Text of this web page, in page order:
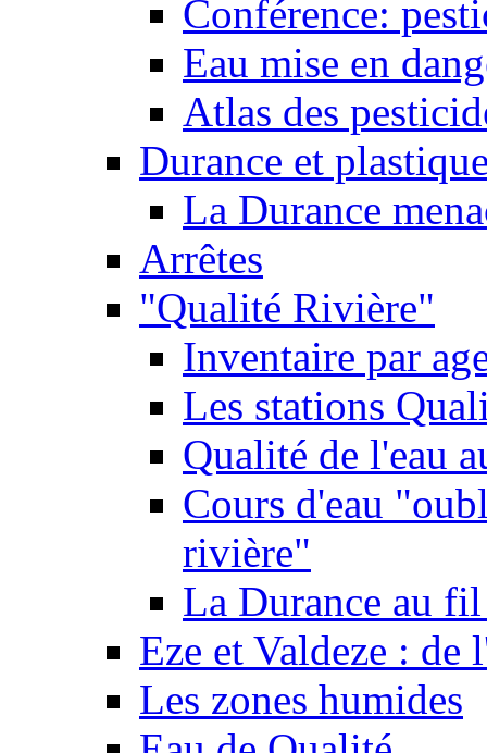
Conférence:
Eau mise en
Atlas des
Durance et
La Durance
Arrêtes
"Qualité Rivière"
Inventaire par
Les stations
Qualité de l'eau
Cours d'eau
rivière"
La Durance au
Eze et Valdeze : de
Les zones humides